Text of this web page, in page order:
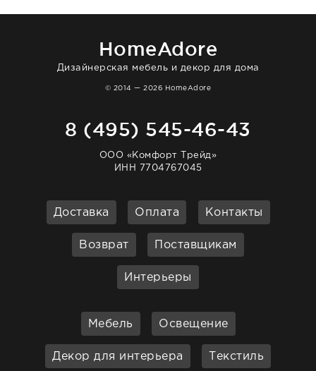
HomeAdore
Дизайнерская мебель и декор для дома
© 2014 — 2026 HomeAdore
8 (495) 545-46-43
ООО «Комфорт Трейд»
ИНН 7704767045
Доставка Оплата Контакты
Возврат Поставщикам
Интерьеры
Мебель Освещение
Декор для интерьера Текстиль